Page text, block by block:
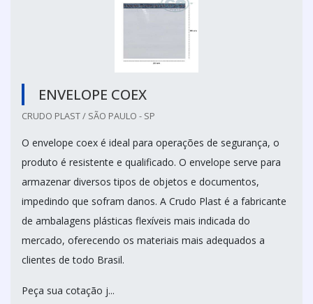
ENVELOPE COEX
CRUDO PLAST / SÃO PAULO - SP
O envelope coex é ideal para operações de segurança, o
produto é resistente e qualificado. O envelope serve para
armazenar diversos tipos de objetos e documentos,
impedindo que sofram danos. A Crudo Plast é a fabricante
de ambalagens plásticas flexíveis mais indicada do
mercado, oferecendo os materiais mais adequados a
clientes de todo Brasil.
Peça sua cotação j...